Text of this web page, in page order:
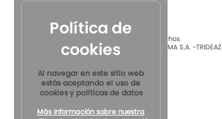
© 2021 por Tania Todos los derechos
ReservadosTIENDAS DE ROPA INTIMA S.A. -TRIDEAZ
S.A. Nit 890.901.218-4
Política de
cookies
Al navegar en este sitio web
estás aceptando el uso de
cookies y políticas de datos
Más información sobre nuestra